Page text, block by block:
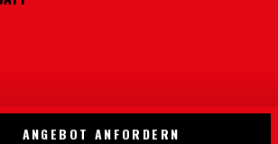
ANGEBOT ANFORDERN